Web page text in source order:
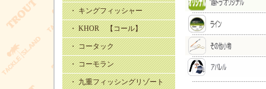
・ キングフィッシャー
・ KHOR 【コール】
・ コータック
・ コーモラン
・ 九重フィッシングリゾート